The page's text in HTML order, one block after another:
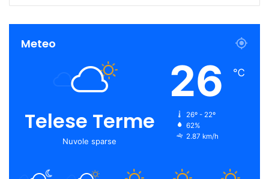
Meteo
Telese Terme
Nuvole sparse
26 ℃
26º - 22º
62%
2.87 km/h